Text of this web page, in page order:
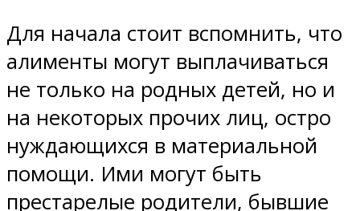
Для начала стоит вспомнить, что
алименты могут выплачиваться
не только на родных детей, но и
на некоторых прочих лиц, остро
нуждающихся в материальной
помощи. Ими могут быть
престарелые родители, бывшие